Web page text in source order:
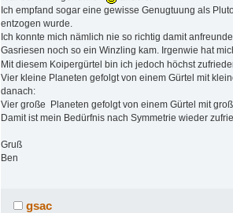
Ich empfand sogar eine gewisse Genugtuung als
entzogen wurde.
Ich konnte mich nämlich nie so richtig damit
Gasriesen noch so ein Winzling kam. Irgenwie hat
Mit diesem Koipergürtel bin ich jedoch höchst
Vier kleine Planeten gefolgt von einem Gürtel mit
danach:
Vier große Planeten gefolgt von einem Gürtel mit
Damit ist mein Bedürfnis nach Symmetrie wieder
Gruß
Ben
gsac